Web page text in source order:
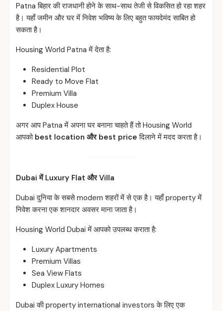
Patna बिहार की राजधानी होने के साथ-साथ तेजी से विकसित हो रहा शहर
है। यहाँ जमीन और घर में निवेश भविष्य के लिए बहुत फायदेमंद साबित हो
सकता है।
Housing World Patna में देता है:
Residential Plot
Ready to Move Flat
Premium Villa
Duplex House
अगर आप Patna में अपना घर बनाना चाहते हैं तो Housing World
आपको best location और best price दिलाने में मदद करता है।
Dubaiमें Luxury Flat और Villa
Dubai दुनिया के सबसे modern शहरों में से एक है। यहाँ property में
निवेश करना एक शानदार अवसर माना जाता है।
Housing World Dubai में आपको उपलब्ध कराता है:
Luxury Apartments
Premium Villas
Sea View Flats
Duplex Luxury Homes
Dubai की property international investors के लिए एक